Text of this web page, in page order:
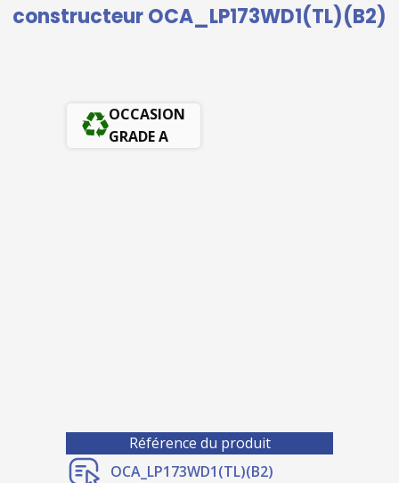
constructeur OCA_LP173WD1(TL)(B2)
OCCASION
GRADE A
Référence du produit
OCA_LP173WD1(TL)(B2)